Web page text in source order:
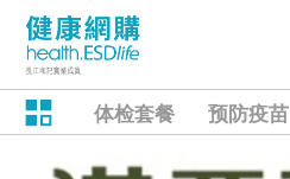
体检套餐 预防疫苗